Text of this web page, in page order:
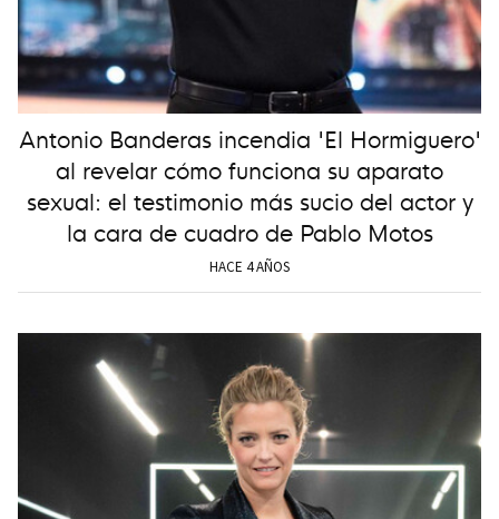
Antonio Banderas incendia 'El Hormiguero'
al revelar cómo funciona su aparato
sexual: el testimonio más sucio del actor y
la cara de cuadro de Pablo Motos
HACE 4 AÑOS